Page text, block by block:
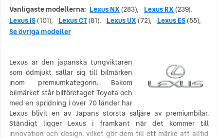
Vanligaste modellerna: Lexus NX (283), Lexus RX (239),
Lexus IS(101), Lexus CT(81), Lexus UX (72), Lexus ES(55),
Se övriga modeller
Lexus är den japanska tungviktaren
som ödmjukt sällar sig till bilmärken
inom premiumkategorin. Bakom
bilmärket står bilföretaget Toyota och
med en spridning i över 70 länder har
Lexus blivit en av Japans största säljare av premiumbilar.
Ständigt ligger Lexus i framkant när det kommer till
innovation och design, vilket gör dem till ett märke att alltid